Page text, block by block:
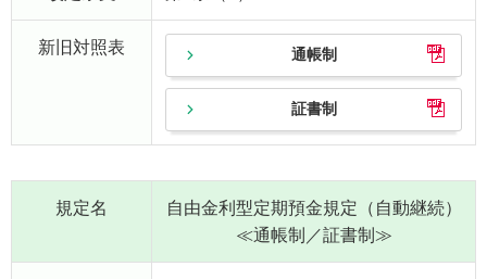
新旧対照表 通帳制
証書制
規定名
自由金利型定期預金規定（自動継続）
≪通帳制／証書制≫